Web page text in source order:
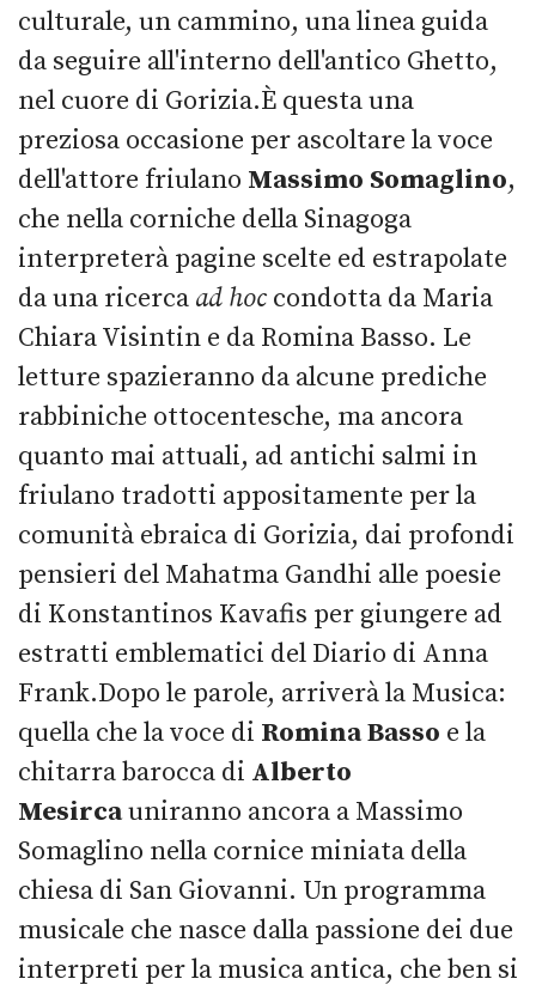
culturale, un cammino, una linea guida
da seguire all'interno dell'antico Ghetto,
nel cuore di Gorizia.È questa una
preziosa occasione per ascoltare la voce
dell'attore friulano Massimo Somaglino,
che nella corniche della Sinagoga
interpreterà pagine scelte ed estrapolate
da una ricerca ad hoc condotta da Maria
Chiara Visintin e da Romina Basso. Le
letture spazieranno da alcune prediche
rabbiniche ottocentesche, ma ancora
quanto mai attuali, ad antichi salmi in
friulano tradotti appositamente per la
comunità ebraica di Gorizia, dai profondi
pensieri del Mahatma Gandhi alle poesie
di Konstantinos Kavafis per giungere ad
estratti emblematici del Diario di Anna
Frank.Dopo le parole, arriverà la Musica:
quella che la voce di Romina Basso e la
chitarra barocca di Alberto
Mesircauniranno ancora a Massimo
Somaglino nella cornice miniata della
chiesa di San Giovanni. Un programma
musicale che nasce dalla passione dei due
interpreti per la musica antica, che ben si